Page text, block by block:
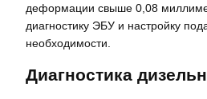
деформации свыше 0,08
диагностику ЭБУ и настройку
необходимости.
Диагностика